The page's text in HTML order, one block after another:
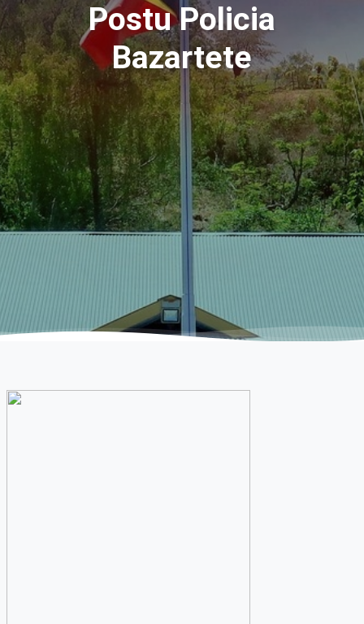
Postu Policia
Bazartete